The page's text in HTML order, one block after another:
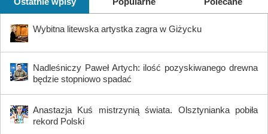
Wybitna litewska artystka zagra w Giżycku
Nadleśniczy Paweł Artych: ilość pozyskiwanego drewna
będzie stopniowo spadać
Anastazja Kuś mistrzynią świata. Olsztynianka pobiła
rekord Polski